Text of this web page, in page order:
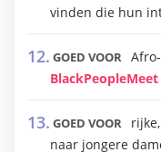
vinden die hun
GOED VOOR
BlackPeopleMeet
GOED VOOR
naar jongere